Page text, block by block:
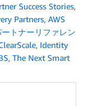
Success Stories,
Partners, AWS
ートナーリファレン
, Identity
, The Next Smart